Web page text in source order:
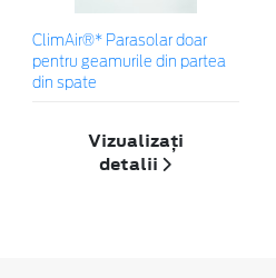
ClimAir®* Parasolar doar
pentru geamurile din partea
din spate
Vizualizați
detalii